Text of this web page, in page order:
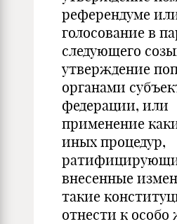
референдуме
голосование в
следующего
утверждение
органами
федерации, или
применение
иных процедур,
внесенные
такие
отнести к